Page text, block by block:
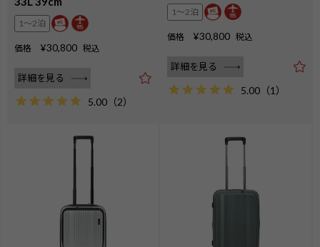
1〜2泊
価格 ¥30,800 税込
詳細を見る
5.00 （2）
1〜2泊
価格 ¥30,800 税込
詳細を見る
5.00 （1）